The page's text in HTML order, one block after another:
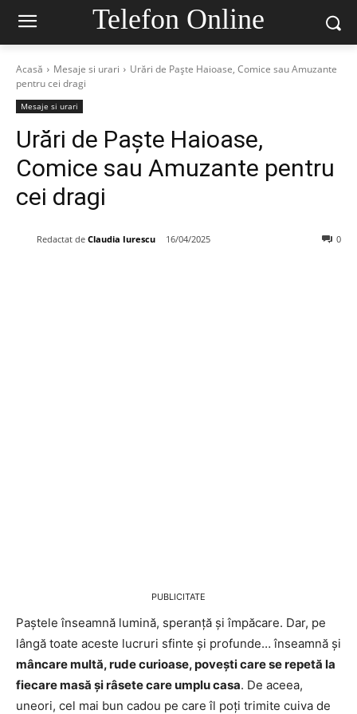
Telefon Online
Acasă Mesaje si urari
Urări de Paște Haioase, Comice sau Amuzante
pentru cei dragi
Mesaje si urari
Urări de Paște Haioase,
Comice sau Amuzante pentru
cei dragi
Redactat de Claudia Iurescu 16/04/2025 0
PUBLICITATE
Paștele înseamnă lumină, speranță și împăcare. Dar, pe
lângă toate aceste lucruri sfinte și profunde… înseamnă și
mâncare multă, rude curioase, povești care se repetă la
fiecare masă și râsete care umplu casa. De aceea,
uneori, cel mai bun cadou pe care îl poți trimite cuiva de